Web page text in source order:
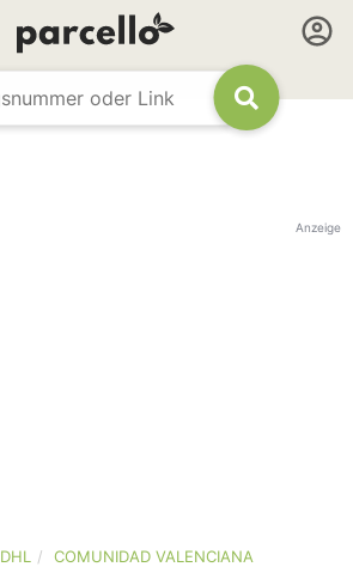
Anzeige
DHL COMUNIDAD VALENCIANA